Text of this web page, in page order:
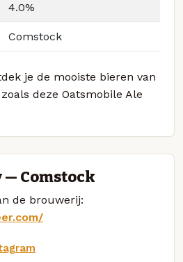
4.0%
Comstock
je de mooiste bieren van
deze Oatsmobile Ale
— Comstock
de brouwerij: